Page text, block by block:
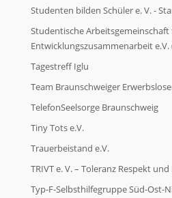
Studenten bilden Schüler e. V. -
Studentische Arbeitsgemeinschaft
Entwicklungszusammenarbeit e.V.
Tagestreff Iglu
Team Braunschweiger
TelefonSeelsorge Braunschweig
Tiny Tots e.V.
Trauerbeistand e.V.
TRIVT e. V. – Toleranz Respekt
Typ-F-Selbsthilfegruppe Süd-Ost-